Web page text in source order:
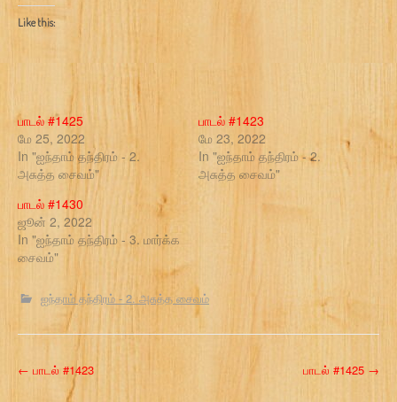
Like this:
பாடல் #1425
மே 25, 2022
In "ஐந்தாம் தந்திரம் - 2.
அசுத்த சைவம்"
பாடல் #1423
மே 23, 2022
In "ஐந்தாம் தந்திரம் - 2.
அசுத்த சைவம்"
பாடல் #1430
ஜூன் 2, 2022
In "ஐந்தாம் தந்திரம் - 3. மார்க்க
சைவம்"
ஐந்தாம் தந்திரம் - 2. அசுத்த சைவம்
P
← பாடல் #1423 பாடல் #1425 →